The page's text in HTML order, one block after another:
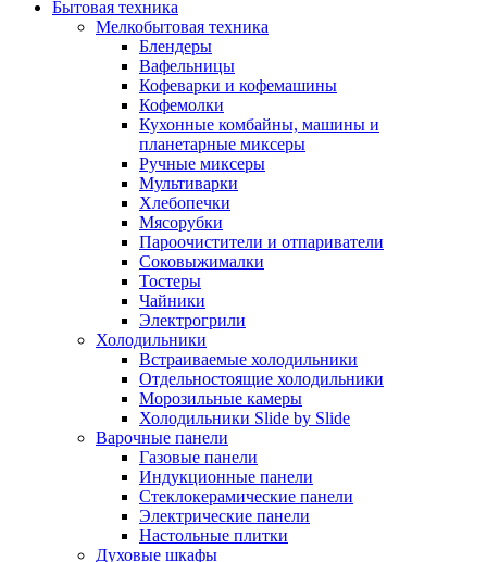
Бытовая техника
Мелкобытовая техника
Блендеры
Вафельницы
Кофеварки и кофемашины
Кофемолки
Кухонные комбайны, машины и
планетарные миксеры
Ручные миксеры
Мультиварки
Хлебопечки
Мясорубки
Пароочистители и отпариватели
Соковыжималки
Тостеры
Чайники
Электрогрили
Холодильники
Встраиваемые холодильники
Отдельностоящие холодильники
Морозильные камеры
Холодильники Slide by Slide
Варочные панели
Газовые панели
Индукционные панели
Стеклокерамические панели
Электрические панели
Настольные плитки
Духовые шкафы